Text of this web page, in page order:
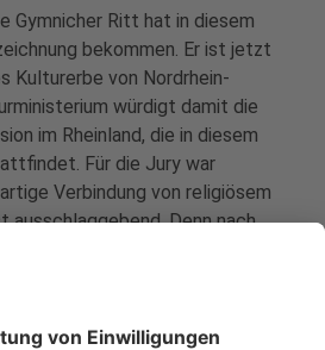
Gymnicher Ritt hat in diesem
bekommen. Er ist jetzt
Kulturerbe von Nordrhein-
würdigt damit die
im Rheinland, die in diesem
Für die Jury war
Verbindung von religiösem
ausschlaggebend. Denn nach
ein Jahrmarkt statt. In der Regel
tausend Besucher.